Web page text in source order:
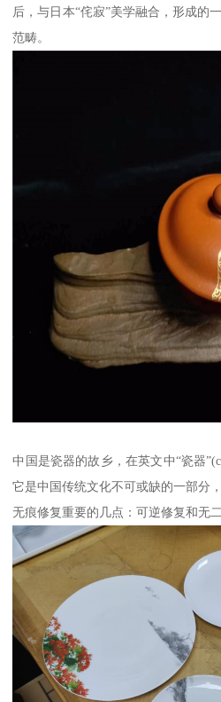
后，与日本“侘寂”美学融合，形成的
范畴。
中国是瓷器的故乡，在英文中“瓷器
它是中国传统文化不可或缺的一部分
无痕修复重要的几点：可逆修复和无